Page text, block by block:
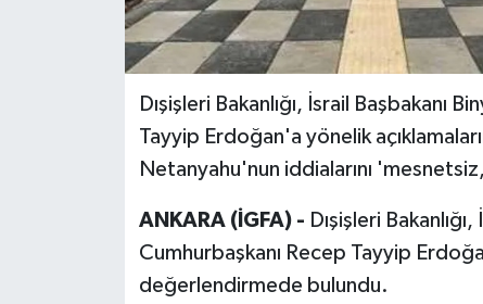
Dışişleri Bakanlığı, İsrail Başbakanı
Tayyip Erdoğan'a yönelik
Netanyahu'nun iddialarını
ANKARA (İGFA) - Dışişleri
Cumhurbaşkanı Recep Tayyip
değerlendirmede bulundu.